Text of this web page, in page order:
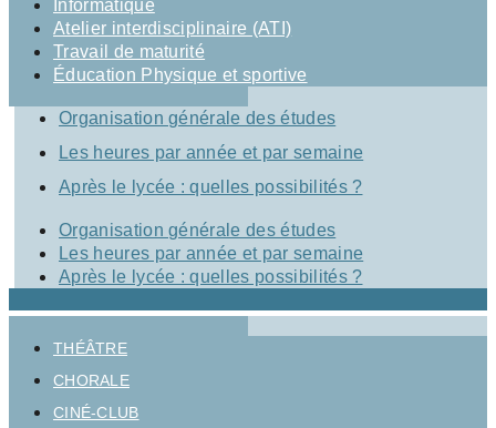
Informatique
Atelier interdisciplinaire (ATI)
Travail de maturité
Éducation Physique et sportive
Organisation générale des études
Les heures par année et par semaine
Après le lycée : quelles possibilités ?
Organisation générale des études
Les heures par année et par semaine
Après le lycée : quelles possibilités ?
THÉÂTRE
CHORALE
CINÉ-CLUB